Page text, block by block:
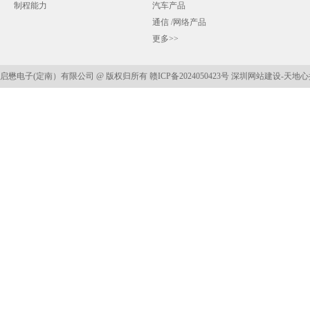
制程能力
汽车产品
通信 /网络产品
更多>>
启懋电子(定南）有限公司 @ 版权归所有 赣ICP备2024050423号 深圳网站建设-天地